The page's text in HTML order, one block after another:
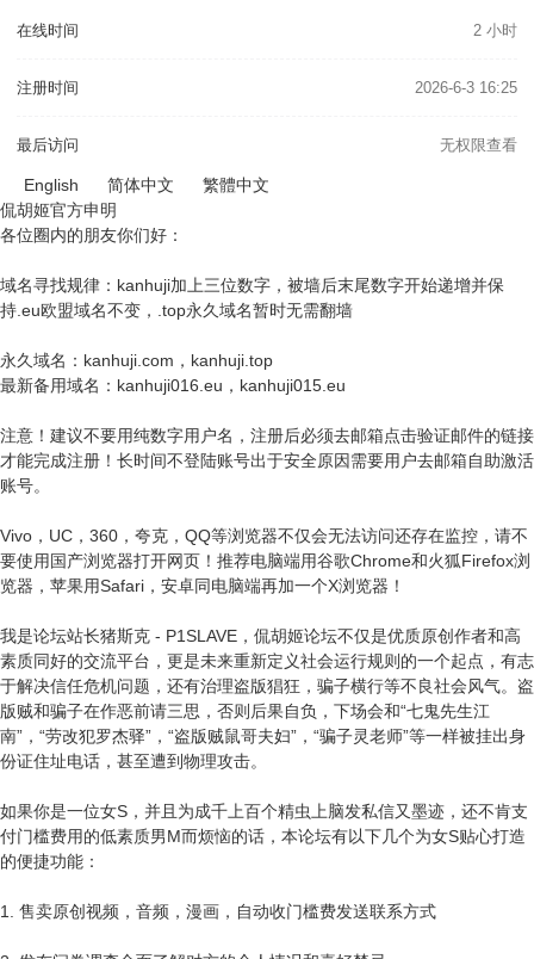
在线时间 2 小时
注册时间 2026-6-3 16:25
最后访问 无权限查看
English 简体中文
繁體中文
侃胡姬官方申明
各位圈内的朋友你们好：
域名寻找规律：kanhuji加上三位数字，被墙后末尾数字开始递增并保
持.eu欧盟域名不变，.top永久域名暂时无需翻墙
永久域名：kanhuji.com，kanhuji.top
最新备用域名：kanhuji016.eu，kanhuji015.eu
注意！建议不要用纯数字用户名，注册后必须去邮箱点击验证邮件的链接
才能完成注册！长时间不登陆账号出于安全原因需要用户去邮箱自助激活
账号。
Vivo，UC，360，夸克，QQ等浏览器不仅会无法访问还存在监控，请不
要使用国产浏览器打开网页！推荐电脑端用谷歌Chrome和火狐Firefox浏
览器，苹果用Safari，安卓同电脑端再加一个X浏览器！
我是论坛站长猪斯克 - P1SLAVE，侃胡姬论坛不仅是优质原创作者和高
素质同好的交流平台，更是未来重新定义社会运行规则的一个起点，有志
于解决信任危机问题，还有治理盗版猖狂，骗子横行等不良社会风气。盗
版贼和骗子在作恶前请三思，否则后果自负，下场会和“七鬼先生江
南”，“劳改犯罗杰驿”，“盗版贼鼠哥夫妇”，“骗子灵老师”等一样被挂出身
份证住址电话，甚至遭到物理攻击。
如果你是一位女S，并且为成千上百个精虫上脑发私信又墨迹，还不肯支
付门槛费用的低素质男M而烦恼的话，本论坛有以下几个为女S贴心打造
的便捷功能：
1. 售卖原创视频，音频，漫画，自动收门槛费发送联系方式